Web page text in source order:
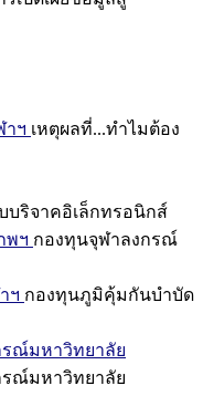
าฯ เหตุผลที่...ทำไมต้อง
บริจาคอิเล็กทรอนิกส์
พฯ กองทุนจุฬาลงกรณ์
ฯ กองทุนภูมิคุ้มกันบำบัด
รณ์มหาวิทยาลัย
รณ์มหาวิทยาลัย